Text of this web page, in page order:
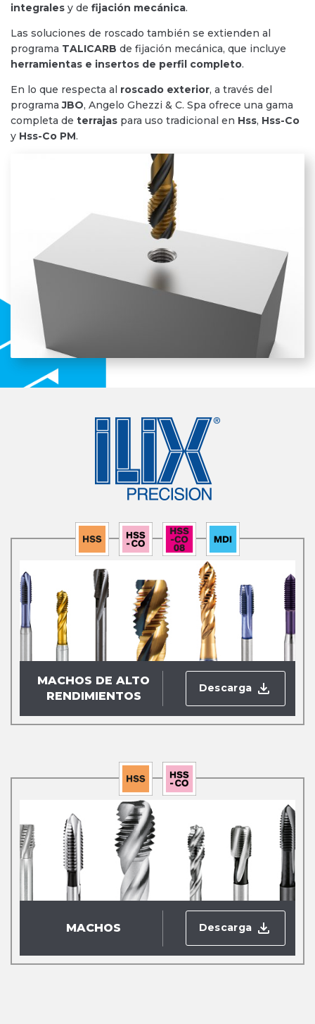
integrales y de fijación mecánica.
Las soluciones de roscado también se extienden al
programa TALICARB de fijación mecánica, que incluye
herramientas e insertos de perfil completo.
En lo que respecta al roscado exterior, a través del
programaJBO, Angelo Ghezzi & C. Spa ofrece una gama
completa de terrajas para uso tradicional en Hss, Hss-Co
y Hss-Co PM.
MACHOS DE ALTO
RENDIMIENTOS
Descarga
MACHOS Descarga